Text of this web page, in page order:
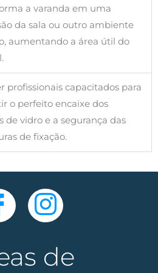
a varanda em uma
da sala ou outro ambiente
aumentando a área útil do
profissionais capacitados para
o perfeito encaixe dos
de vidro e a segurança das
de fixação.
de